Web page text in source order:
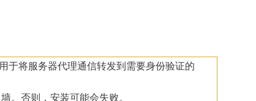
于将服务器代理通信转发到需要身份验证的
。否则，安装可能会失败。